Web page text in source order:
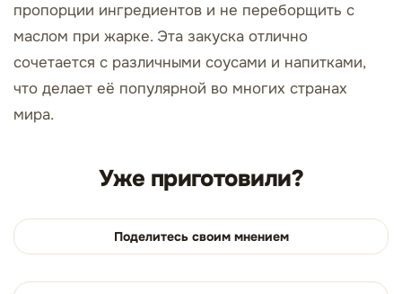
пропорции ингредиентов и не переборщить с
маслом при жарке. Эта закуска отлично
сочетается с различными соусами и напитками,
что делает её популярной во многих странах
мира.
Уже приготовили?
Поделитесь своим мнением